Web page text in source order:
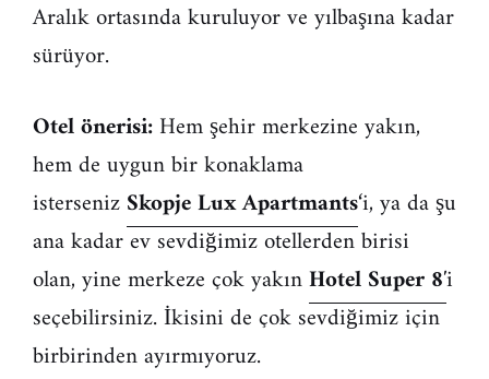
Aralık ortasında kuruluyor ve yılbaşına kadar
sürüyor.
Otel önerisi:Hem şehir merkezine yakın,
hem de uygun bir konaklama
istersenizSkopje Lux Apartmants‘i, ya da şu
ana kadar ev sevdiğimiz otellerden birisi
olan, yine merkeze çok yakınHotel Super 8′i
seçebilirsiniz. İkisini de çok sevdiğimiz için
birbirinden ayırmıyoruz.